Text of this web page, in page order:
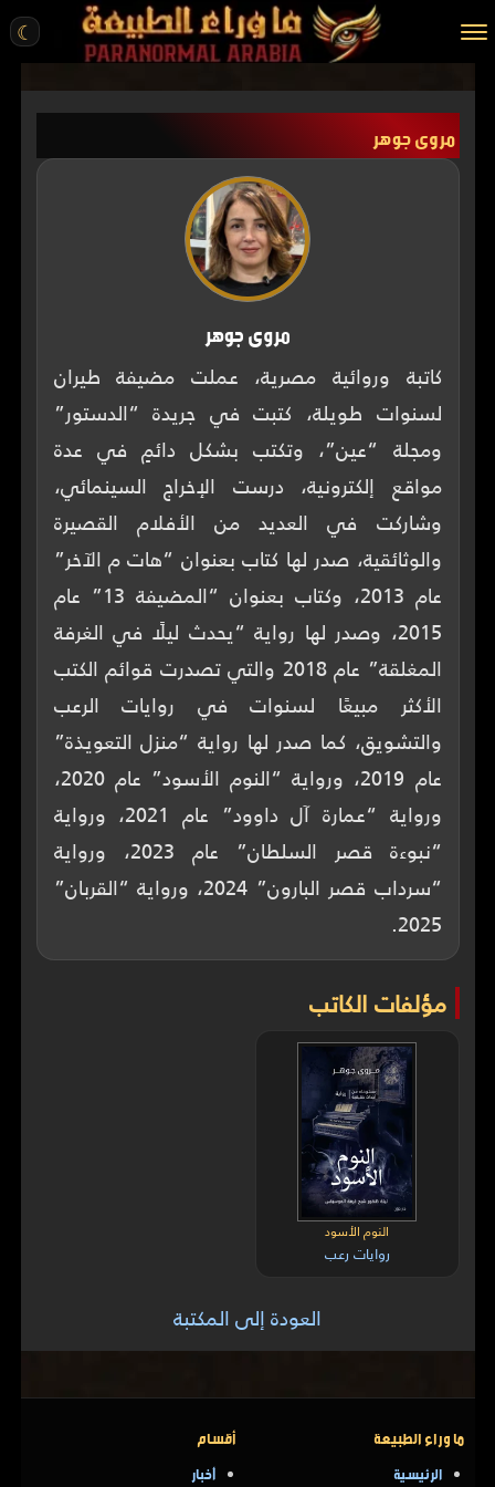
☾
الرئيسية
مقالات
عن الموقع
ENGLISH
مروى جوهر
مروى جوهر
كاتبة وروائية مصرية، عملت مضيفة طيران
لسنوات طويلة، كتبت في جريدة “الدستور”
ومجلة “عين”، وتكتب بشكل دائمٍ في عدة
مواقع إلكترونية، درست الإخراج السينمائي،
وشاركت في العديد من الأفلام القصيرة
والوثائقية، صدر لها كتاب بعنوان “هات م الآخر”
عام 2013، وكتاب بعنوان “المضيفة 13” عام
2015، وصدر لها رواية “يحدث ليلًا في الغرفة
المغلقة” عام 2018 والتي تصدرت قوائم الكتب
الأكثر مبيعًا لسنوات في روايات الرعب
والتشويق، كما صدر لها رواية “منزل التعويذة”
عام 2019، ورواية “النوم الأسود” عام 2020،
ورواية “عمارة آل داوود” عام 2021، ورواية
“نبوءة قصر السلطان” عام 2023، ورواية
“سرداب قصر البارون” 2024، ورواية “القربان”
2025.
مؤلفات الكاتب
النوم الأسود
روايات رعب
العودة إلى المكتبة
ما وراء الطبيعة
الرئيسية
أقسام
أخبار